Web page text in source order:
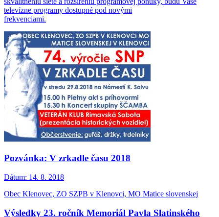
televízne programy dostupné pod novými
frekvenciami.
Pozvánka: V zrkadle času 2018
Dátum: 14. 8. 2018
Obec Klenovec, ZO SZPB v Klenovci, MO Matice slovenskej
Výsledky 23. ročník Memoriál Pavla Slatinského